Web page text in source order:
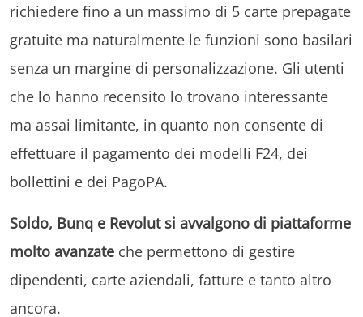
richiedere fino a un massimo di 5 carte prepagate
gratuite ma naturalmente le funzioni sono basilari
senza un margine di personalizzazione. Gli utenti
che lo hanno recensito lo trovano interessante
ma assai limitante, in quanto non consente di
effettuare il pagamento dei modelli F24, dei
bollettini e dei PagoPA.
Soldo, Bunq e Revolut si avvalgono di piattaforme
molto avanzate che permettono di gestire
dipendenti, carte aziendali, fatture e tanto altro
ancora.